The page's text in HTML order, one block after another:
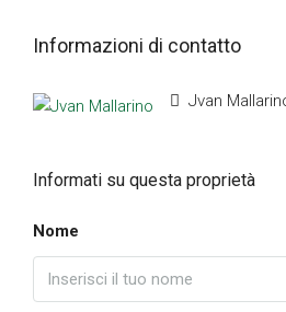
Informazioni di contatto
Jvan
Informati su questa proprietà
Nome